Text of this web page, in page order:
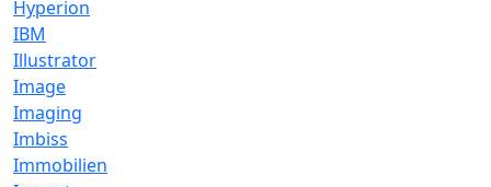
Hyperion
IBM
Illustrator
Image
Imaging
Imbiss
Immobilien